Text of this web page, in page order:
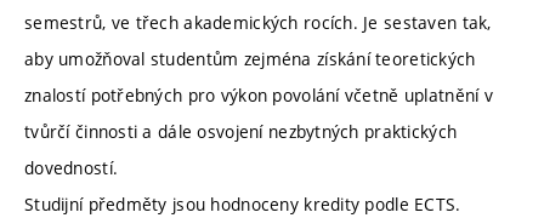
semestrů, ve třech akademických rocích. Je sestaven tak,
aby umožňoval studentům zejména získání teoretických
znalostí potřebných pro výkon povolání včetně uplatnění v
tvůrčí činnosti a dále osvojení nezbytných praktických
dovedností.
Studijní předměty jsou hodnoceny kredity podle ECTS.